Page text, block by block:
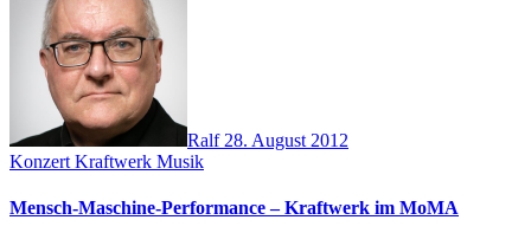
Ralf 28. August 2012
Konzert Kraftwerk Musik
Mensch-Maschine-Performance – Kraftwerk im MoMA